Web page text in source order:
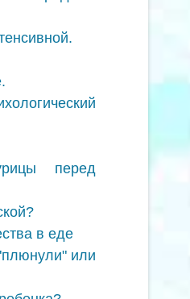
перед
в еде
или